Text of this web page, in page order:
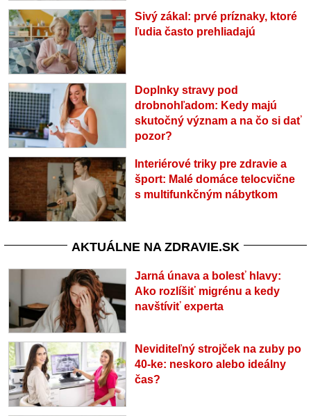
Sivý zákal: prvé príznaky, ktoré
ľudia často prehliadajú
Doplnky stravy pod
drobnohľadom: Kedy majú
skutočný význam a na čo si dať
pozor?
Interiérové triky pre zdravie a
šport: Malé domáce telocvične
s multifunkčným nábytkom
AKTUÁLNE NA ZDRAVIE.SK
Jarná únava a bolesť hlavy:
Ako rozlíšiť migrénu a kedy
navštíviť experta
Neviditeľný strojček na zuby po
40-ke: neskoro alebo ideálny
čas?